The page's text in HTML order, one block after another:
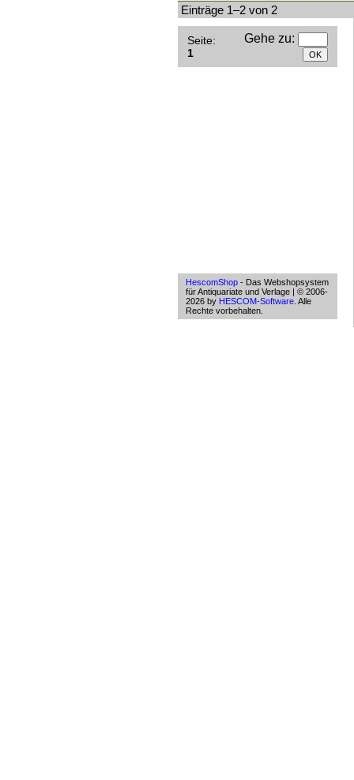
Einträge 1–2 von 2
Seite:
1
Gehe zu:
HescomShop - Das Webshopsystem
für Antiquariate und Verlage | © 2006-
2026 by HESCOM-Software . Alle
Rechte vorbehalten.